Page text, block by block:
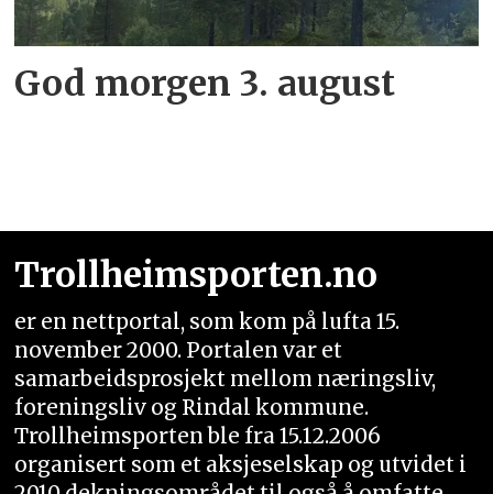
God morgen 3. august
Trollheimsporten.no
er en nettportal, som kom på lufta 15.
november 2000. Portalen var et
samarbeidsprosjekt mellom næringsliv,
foreningsliv og Rindal kommune.
Trollheimsporten ble fra 15.12.2006
organisert som et aksjeselskap og utvidet i